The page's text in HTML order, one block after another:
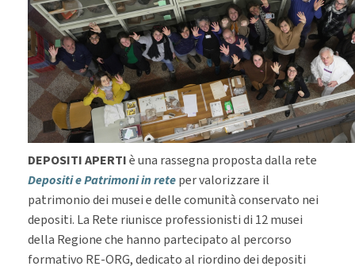
DEPOSITI APERTIè una rassegna proposta dalla rete
Depositi e Patrimoni in reteper valorizzare il
patrimonio dei musei e delle comunità conservato nei
depositi. La Rete riunisce professionisti di 12 musei
della Regione che hanno partecipato al percorso
formativo RE-ORG, dedicato al riordino dei depositi